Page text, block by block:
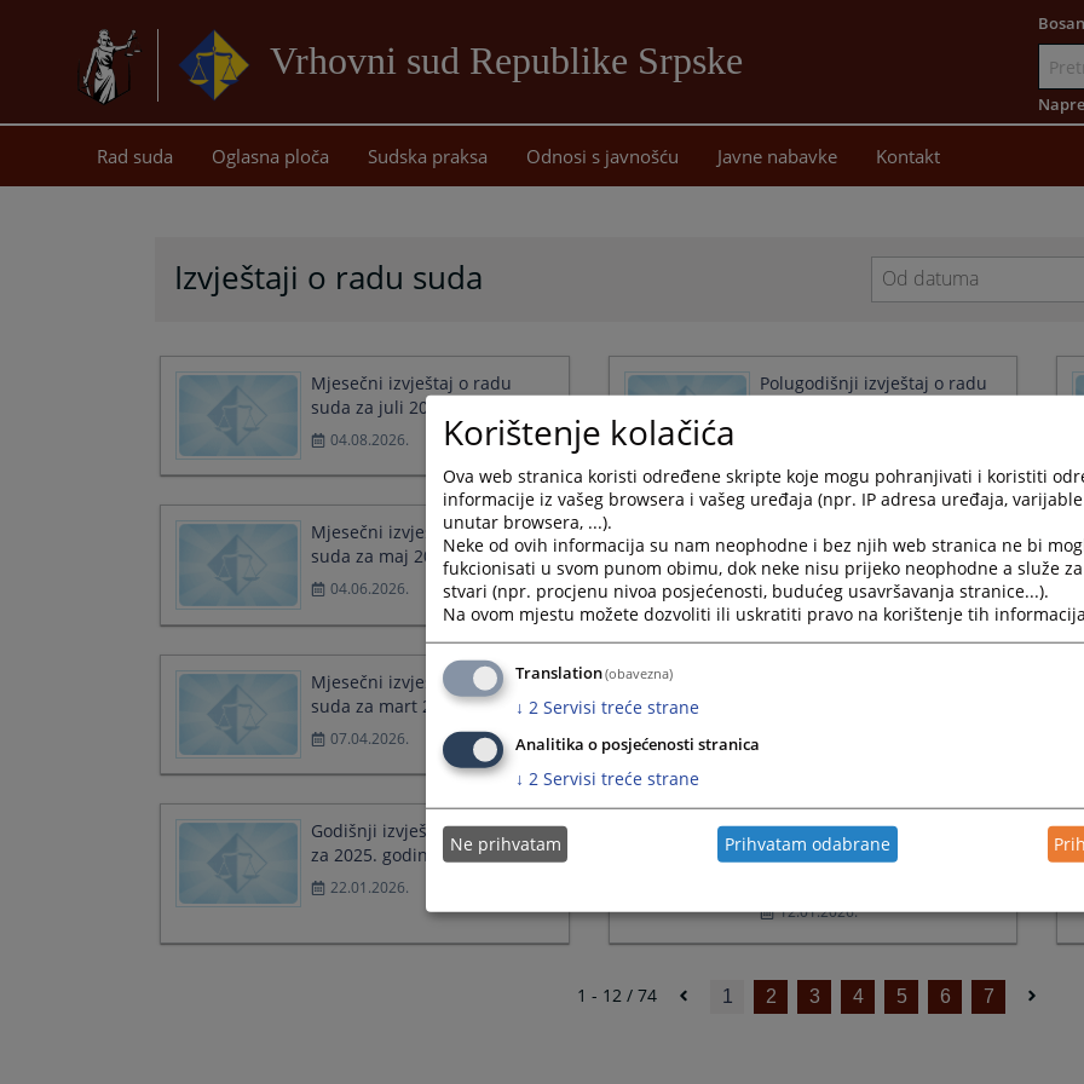
Vrhovni sud Republike Srpske
sadržaj
Rad suda Oglasna ploča Sudska praksa Odnosi s javnošću Javne nabavke Kontakt
Izvještaji o radu suda
to
interact
with
and
select
date.
Press
the
question
changing
dates.
Mjesečni izvještaj o radu
suda za juli 2026. godine
04.08.2026.
Polugodišnji izvještaj o radu
Mjesečni izvještaj o radu
suda za maj 2026. godine
04.06.2026.
suda za april 2026. godine
12.05.2026.
Mjesečni izvještaj o radu
suda za mart 2026. godine
07.04.2026.
Godišnji izvještaj o radu suda
za 2025. godinu
22.01.2026.
Mjesečni izvještaj o radu
suda za decembar 2025.
12.01.2026.
1 - 12 / 74 1 2 3 4 5 6 7
Korištenje kolačića
Ova web stranica koristi određene skripte koje mogu pohranjivati i koristiti
informacije iz vašeg browsera i vašeg uređaja (npr. IP adresa uređaja,
unutar browsera, ...).
Neke od ovih informacija su nam neophodne i bez njih web stranica ne bi
fukcionisati u svom punom obimu, dok neke nisu prijeko neophodne a služe
stvari (npr. procjenu nivoa posjećenosti, budućeg usavršavanja stranice...).
Na ovom mjestu možete dozvoliti ili uskratiti pravo na korištenje tih
Translation(obavezna)
↓ 2 Servisi treće strane
Analitika o posjećenosti stranica
↓ 2 Servisi treće strane
Ne prihvatam Prihvatam odabrane